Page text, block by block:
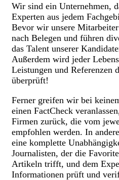
Wir sind ein Unternehmen,
Experten aus jedem
Bevor wir unsere
nach Belegen und führen
das Talent unserer
Außerdem wird jeder
Leistungen und Referenzen
überprüft!
Ferner greifen wir bei
einen FactCheck
Firmen zurück, die vom
empfohlen werden. In
eine komplette
Journalisten, der die
Artikeln trifft, und dem
Informationen prüft und